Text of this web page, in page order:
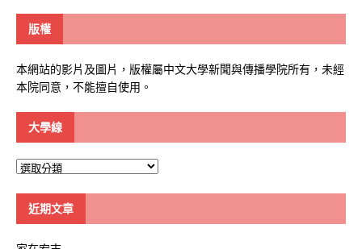
版權
本網站的影片及圖片，版權屬中文大學新聞與傳播學院所有，未經
本院同意，不能擅自使用。
大學線
大
近期文章